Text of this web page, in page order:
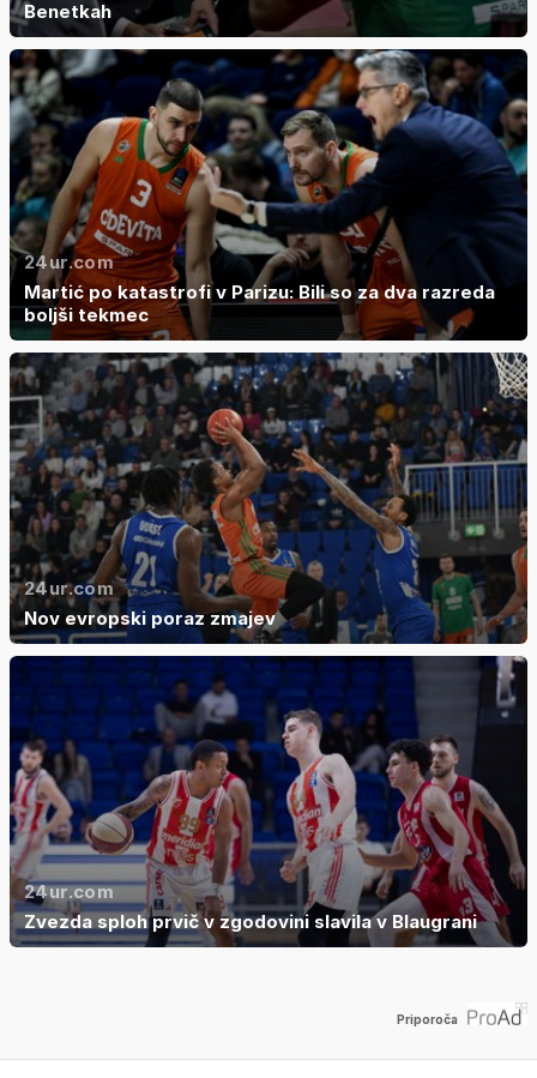
Benetkah
24ur.com
Martić po katastrofi v Parizu: Bili so za dva razreda
boljši tekmec
24ur.com
Nov evropski poraz zmajev
24ur.com
Zvezda sploh prvič v zgodovini slavila v Blaugrani
Priporoča